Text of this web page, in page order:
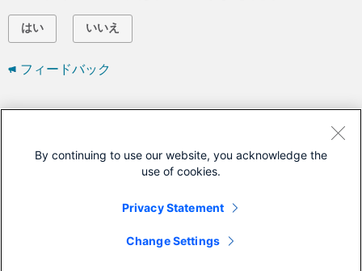
はい いいえ
フィードバック
サポート ケースをオープン
が必要です。)
このドキュメントは次の製品に対応しています
Nexus Dashboard Orchestrator
By continuing to use our website, you acknowledge the
use of cookies.
Privacy Statement
Change Settings